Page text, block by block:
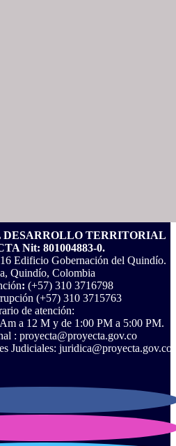
DESARROLLO TERRITORIAL
Nit: 801004883-0.
Edificio Gobernación del Quindío.
Quindío, Colombia
: (+57) 310 3716798
‪(+57) 310 3715763‬
de atención:
a 12 M y de 1:00 PM a 5:00 PM.
: proyecta@proyecta.gov.co
Judiciales: juridica@proyecta.gov.co